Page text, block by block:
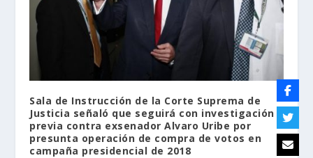
Sala de Instrucción de la Corte Suprema de
Justicia señaló que seguirá con investigación
previa contra exsenador Alvaro Uribe por
presunta operación de compra de votos en
campaña presidencial de 2018